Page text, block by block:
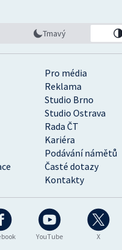
YouTube X
Pro média
Reklama
Studio Brno
Studio Ostrava
Rada ČT
Kariéra
Podávání námětů
Časté dotazy
Kontakty
Tmavý